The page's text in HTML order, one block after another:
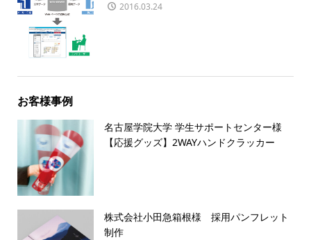
2016.03.24
お客様事例
名古屋学院大学 学生サポートセンター様
【応援グッズ】2WAYハンドクラッカー
株式会社小田急箱根様 採用パンフレット
制作